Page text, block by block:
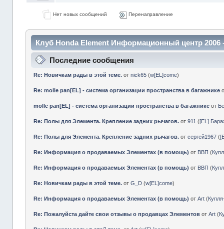
Нет новых сообщений Перенаправление
Клуб Honda Element Информационный центр
Последние сообщения
Re: Новичкам рады в этой теме. отnick65 (w[EL]come)
Re: molle pan[EL] - система организации пространства в багажнике
molle pan[EL] - система организации пространства в багажнике от
Re: Полы для Элемента. Крепление задних рычагов. от911 ([EL]
Re: Полы для Элемента. Крепление задних рычагов. отсергей1967 (
Re: Информация о продаваемых Элементах (в помощь) от ВВП (
Re: Информация о продаваемых Элементах (в помощь) от ВВП (
Re: Новичкам рады в этой теме. отG_D (w[EL]come)
Re: Информация о продаваемых Элементах (в помощь) отArt (
Re: Пожалуйста дайте свои отзывы о продавцах Элементов отArt (